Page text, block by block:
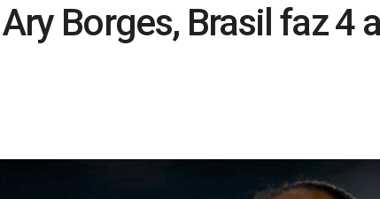
Borges, Brasil faz 4